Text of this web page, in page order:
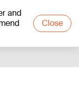
and
Close